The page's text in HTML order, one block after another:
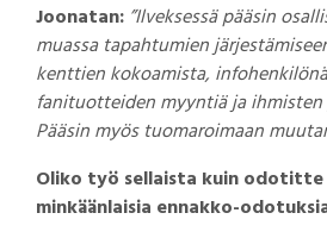
Joonatan: ”Ilveksessä pääsin
muassa tapahtumien
kenttien kokoamista,
fanituotteiden myyntiä ja
Pääsin myös tuomaroimaan
Oliko työ sellaista kuin
minkäänlaisia ennakko-